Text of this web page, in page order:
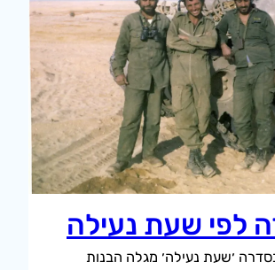
לפי שעת נעילה
בסדרה ׳שעת נעילה׳ מגלה הבנות